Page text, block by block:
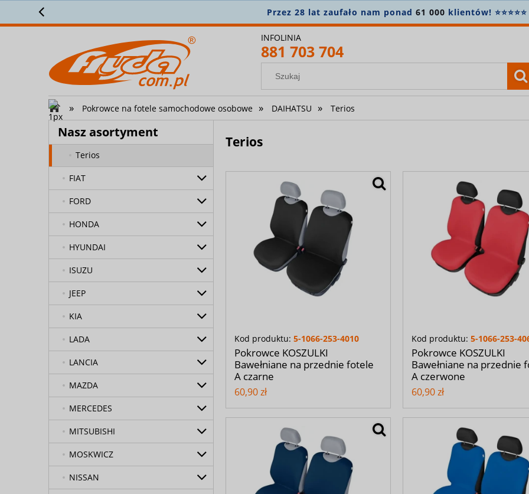
Załóż konto i zapisz się do newslettera, aby nie przegapić
INFOLINIA
881 703 704
» Pokrowce na fotele samochodowe osobowe » DAIHATSU » Terios
Nasz asortyment
Feroza
Move
Rocky
Stanza
Terios
FIAT
FORD
HONDA
HYUNDAI
ISUZU
JEEP
KIA
LADA
LANCIA
MAZDA
MERCEDES
MITSUBISHI
MOSKWICZ
NISSAN
Terios
Kod produktu: 5-1066-253-4010
Pokrowce KOSZULKI
Bawełniane na przednie fotele
A czarne
60,90 zł
Kod produktu: 5-1066-253-
Pokrowce KOSZULKI
Bawełniane na przednie
A czerwone
60,90 zł